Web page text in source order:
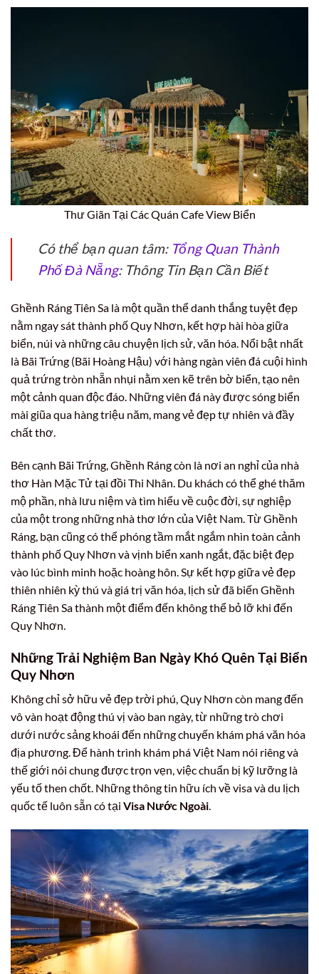
Thư Giãn Tại Các Quán Cafe View Biển
Có thể bạn quan tâm: Tổng Quan Thành
Phố Đà Nẵng: Thông Tin Bạn Cần Biết
Ghềnh Ráng Tiên Sa là một quần thể danh thắng tuyệt đẹp
nằm ngay sát thành phố Quy Nhơn, kết hợp hài hòa giữa
biển, núi và những câu chuyện lịch sử, văn hóa. Nổi bật nhất
là Bãi Trứng (Bãi Hoàng Hậu) với hàng ngàn viên đá cuội hình
quả trứng tròn nhẵn nhụi nằm xen kẽ trên bờ biển, tạo nên
một cảnh quan độc đáo. Những viên đá này được sóng biển
mài giũa qua hàng triệu năm, mang vẻ đẹp tự nhiên và đầy
chất thơ.
Bên cạnh Bãi Trứng, Ghềnh Ráng còn là nơi an nghỉ của nhà
thơ Hàn Mặc Tử tại đồi Thi Nhân. Du khách có thể ghé thăm
mộ phần, nhà lưu niệm và tìm hiểu về cuộc đời, sự nghiệp
của một trong những nhà thơ lớn của Việt Nam. Từ Ghềnh
Ráng, bạn cũng có thể phóng tầm mắt ngắm nhìn toàn cảnh
thành phố Quy Nhơn và vịnh biển xanh ngắt, đặc biệt đẹp
vào lúc bình minh hoặc hoàng hôn. Sự kết hợp giữa vẻ đẹp
thiên nhiên kỳ thú và giá trị văn hóa, lịch sử đã biến Ghềnh
Ráng Tiên Sa thành một điểm đến không thể bỏ lỡ khi đến
Quy Nhơn.
Những Trải Nghiệm Ban Ngày Khó Quên Tại Biển
Quy Nhơn
Không chỉ sở hữu vẻ đẹp trời phú, Quy Nhơn còn mang đến
vô vàn hoạt động thú vị vào ban ngày, từ những trò chơi
dưới nước sảng khoái đến những chuyến khám phá văn hóa
địa phương. Để hành trình khám phá Việt Nam nói riêng và
thế giới nói chung được trọn vẹn, việc chuẩn bị kỹ lưỡng là
yếu tố then chốt. Những thông tin hữu ích về visa và du lịch
quốc tế luôn sẵn có tại Visa Nước Ngoài.